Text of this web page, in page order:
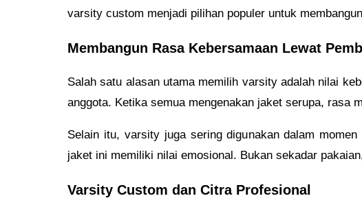
varsity custom menjadi pilihan populer untuk
Membangun Rasa Kebersamaan Lewat
Salah satu alasan utama memilih varsity adalah nilai
anggota. Ketika semua mengenakan jaket serupa, rasa
Selain itu, varsity juga sering digunakan dalam
jaket ini memiliki nilai emosional. Bukan sekadar
Varsity Custom dan Citra Profesional